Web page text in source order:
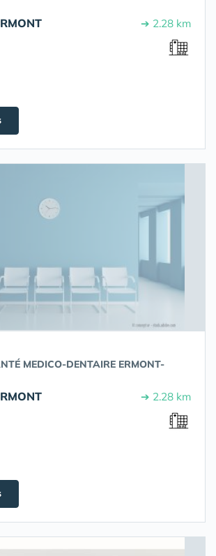
➔ 2.28 km
MEDICO-DENTAIRE ERMONT-
➔ 2.28 km